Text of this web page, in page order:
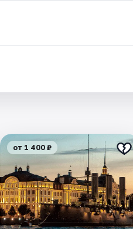
от 1 400 ₽